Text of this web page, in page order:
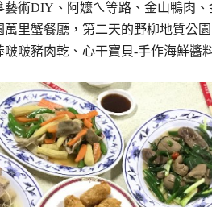
術DIY、阿嬤ㄟ等路、金山鴨肉
里蟹餐廳，第二天的野柳地質公
啵豬肉乾、心干寶貝-手作海鮮醬